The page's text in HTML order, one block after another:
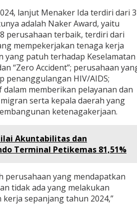
lanjut Menaker Ida terdiri dari 3
adalah Naker Award, yaitu
perusahaan terbaik, terdiri dari
mempekerjakan tenaga kerja
yang patuh terhadap Keselamatan
“Zero Accident”; perusahaan
penanggulangan HIV/AIDS;
memberikan pelayanan dan
serta kepala daerah yang
ketenagakerjaan.
Akuntabilitas dan
Terminal Petikemas 81,51%
perusahaan yang mendapatkan
tidak ada yang melakukan
sepanjang tahun 2024,”